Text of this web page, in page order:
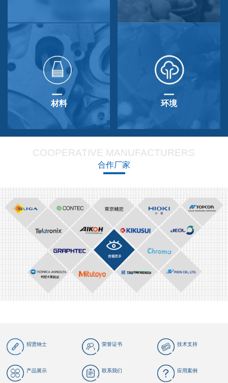
材料 环境
COOPERATIVE MANUFACTURERS
合作厂家
招贤纳士 荣誉证书 技术支持
产品展示 联系我们 应用案例